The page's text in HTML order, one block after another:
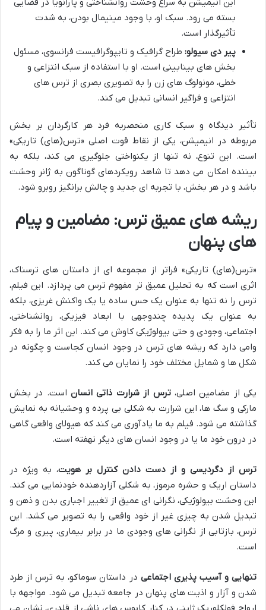
این انیمیشن به سراغ وحشت روانشناختی و پارانویا در فضایی
بسته می رود. سبک او، با وجود مینیمال بودن، به شدت
تأثیرگذار است.
پیر دی سیولو: طراح گرافیک و تایپوگرافیست فرانسوی، مسئول
بخش های بینابینی است. او با استفاده از سبک انتزاعی و
خطی، مونولوگ های زن را به تصویری بصری از ترس های
انتزاعی و فراگیر انسانی تبدیل می کند.
تأثیر دیدگاه و سبک کاری منحصربه فرد هر کارگردان بر بخش
مربوطه در انیمیشن، یکی از نقاط قوت اصلی «ترس(های) تاریکی»
است. این تنوع، نه تنها از یکنواختی جلوگیری می کند، بلکه به
بیننده امکان می دهد تا شاهد رویکردهای گوناگون به ژانر وحشت
باشد و در هر بخش، با تجربه ای جدید و چالش برانگیز روبرو شود.
ریشه های عمیق ترس: مضامین و پیام
های پنهان
«ترس(های) تاریکی» فراتر از مجموعه ای از داستان های ترسناک،
اثری است که به تحلیل عمیق تر مفهوم ترس می پردازد. این فیلم،
ترس را نه تنها به عنوان یک حس ساده یا یک واکنش غریزی، بلکه
به عنوان یک پدیده چندوجهی با ابعاد فیزیکی، روانشناختی،
اجتماعی، وجودی و حتی بیولوژیکی کاوش می کند. این اثر ما را به فکر
وامی دارد که ریشه های ترس در وجود انسان کجاست و چگونه در
شکل ها و شمایل مختلف خود را نمایان می کند.
یکی از مضامین اصلی،ترس از شرارت ذاتی انساناست. در بخش
مارکی و سگ ها، این شرارت به شکلی بی پرده و وحشیانه به نمایش
گذاشته می شود. فیلم به ما یادآوری می کند که هیولای واقعی گاهی
در درون خود ما یا در وجود انسان های دیگر نهفته است.
ترس از دگردیسی و از دست دادن کنترل بر هویت، به ویژه در
داستان اریک و حشره مرموز، به شکلی آزاردهنده خودنمایی می کند.
این وحشت بیولوژیکی، نگرانی ای عمیق از تغییر اجباری بدن و ذهن و
تبدیل شدن به چیزی غیر از خود واقعی را به تصویر می کشد. این
ترس، بازتابی از نگرانی های وجودی ما در برابر بیماری، پیری و مرگ
است.
تنهایی و آسیب پذیری اجتماعی در داستان سوماکو، به ترس از طرد
شدن و آزار و اذیت های پنهان در جامعه تبدیل می شود. مواجهه با